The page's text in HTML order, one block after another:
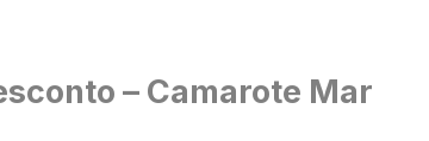
– Camarote Mar